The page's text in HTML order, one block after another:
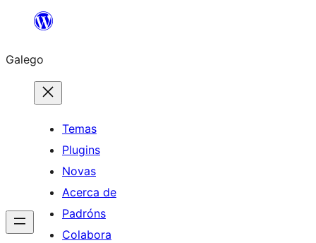
Saltar
contido
Galego
Temas
Plugins
Novas
Acerca de
Padróns
Colabora